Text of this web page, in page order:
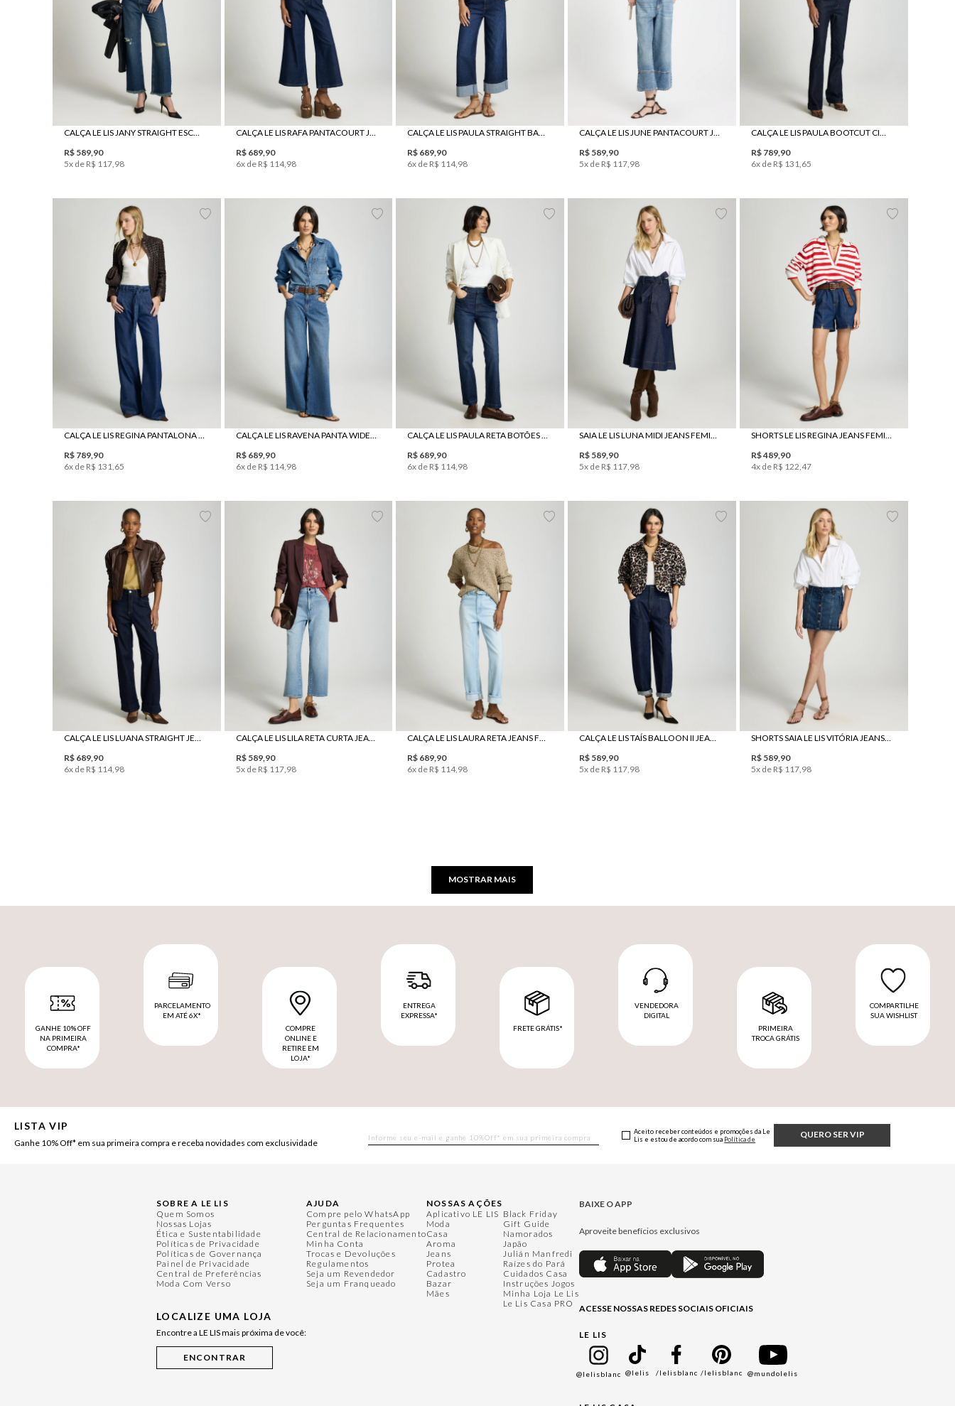
38 40 42 44
CALÇA LE LIS JANY STRAIGHT ESCURA JEANS FEMININA
R$ 589, 90
5x de R$ 117, 98
38 40 42
CALÇA LE LIS RAFA PANTACOURT JEANS FEMININA
R$ 689, 90
6x de R$ 114, 98
34 36 38 40
CALÇA LE LIS PAULA STRAIGHT BARRA VIRADA JEANS FEMININA
R$ 689 90
6x de R$ 114, 98
36 38 40
CALÇA LE LIS JUNE PANTACOURT JEANS FEMININA
R$ 589 90
5x de R$ 117 98
38 40 42
CALÇA LE LIS PAULA BOOTCUT CINTO JEANS FEMININA
R$ 789 90
6x de R$ 131 65
36 38 40 42
CALÇA LE LIS REGINA PANTALONA JEANS FEMININA
R$ 789, 90
6x de R$ 131 65
36 38 40 42
CALÇA LE LIS RAVENA PANTA WIDE JEANS FEMININA
R$ 689, 90
6x de R$ 114, 98
38 40 42
CALÇA LE LIS PAULA RETA BOTÕES JEANS FEMININA
R$ 689 90
6x de R$ 114, 98
36 38 40
SAIA LE LIS LUNA MIDI JEANS FEMININA
R$ 589 90
5x de R$ 117 98
36 38 40
SHORTS LE LIS REGINA JEANS FEMININO
R$489 90
4x de R$ 122 ,47
36 38 40 42
CALÇA LE LIS LUANA STRAIGHT JEANS FEMININA
R$ 689, 90
6x de R$ 114, 98
34 36 38 40
CALÇA LE LIS LILA RETA CURTA JEANS FEMININA
R$ 589, 90
5x de R$ 117, 98
38 40 42
CALÇA LE LIS LAURA RETA JEANS FEMININA
R$ 689 90
6x de R$ 114, 98
38 40
CALÇA LE LIS TAÍS BALLOON II JEANS FEMININA
R$ 589 90
5x de R$ 117 98
34 36 38 40
SHORTS SAIA LE LIS VITÓRIA JEANS FEMININO
R$ 589 90
5x de R$ 117 98
MOSTRAR MAIS
GANHE 10% OFF
NA PRIMEIRA
COMPRA*
PARCELAMENTO
EM ATÉ 6X*
COMPRE
ONLINE E
RETIRE EM
LOJA*
ENTREGA
EXPRESSA*
FRETE GRÁTIS*
VENDEDORA
DIGITAL
PRIMEIRA
TROCA GRÁTIS
COMPARTILHE
SUA WISHLIST
LISTA VIP
Ganhe 10% Off* em sua primeira compra e receba novidades com exclusividade
QUERO SER VIP
Aceito receber conteúdos e promoções da Le
Lis e estou de acordo com sua Política de
SOBRE A LE LIS
Quem Somos
Nossas Lojas
Ética e Sustentabilidade
Políticas de Privacidade
Políticas de Governança
Painel de Privacidade
Central de Preferências
Moda Com Verso
LOCALIZE UMA LOJA
Encontre a LE LIS mais próxima de você:
AJUDA
Compre pelo WhatsApp
Perguntas Frequentes
Central de Relacionamento
Minha Conta
Trocas e Devoluções
Regulamentos
Seja um Revendedor
Seja um Franqueado
NOSSAS AÇÕES
Aplicativo LE LIS
Moda
Casa
Aroma
Jeans
Protea
Cadastro
Bazar
Mães
Black Friday
Gift Guide
Namorados
Japão
Julián Manfredi
Raízes do Pará
Cuidados Casa
Instruções Jogos
Minha Loja Le Lis
Le Lis Casa PRO
BAIXE O APP
Aproveite benefícios exclusivos
ACESSE NOSSAS REDES SOCIAIS OFICIAIS
LE LIS
@lelisblanc @lelis /lelisblanc /lelisblanc @mundolelis